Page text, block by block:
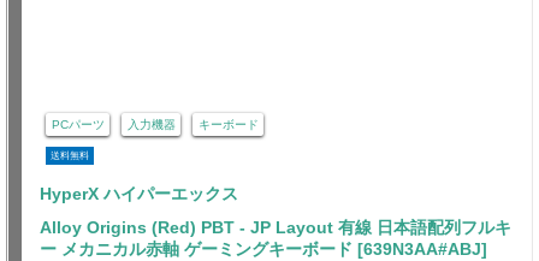
PCパーツ 入力機器 キーボード
送料無料
HyperX ハイパーエックス
Alloy Origins (Red) PBT - JP Layout 有線 日本語配列フルキ
ー メカニカル赤軸 ゲーミングキーボード [639N3AA#ABJ]